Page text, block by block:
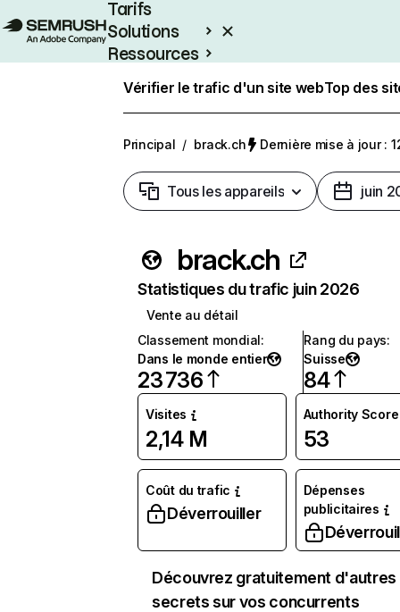
Tarifs
Solutions
Ressources
Vérifier le trafic d'un site webTop des
Principal / brack.ch Dernière mise à jour :
Tous les appareils juin
brack.ch
Statistiques du trafic juin 2026
Vente au détail
Classement mondial:
Dans le monde entier
23 736
Rang du pays:
Suisse
84
Visites
2,14 M
Authority Score
53
Coût du trafic
Déverrouiller
Dépenses
publicitaires
Découvrez gratuitement d'autres
secrets sur vos concurrents